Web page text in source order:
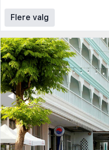
Flere valg
◀︎